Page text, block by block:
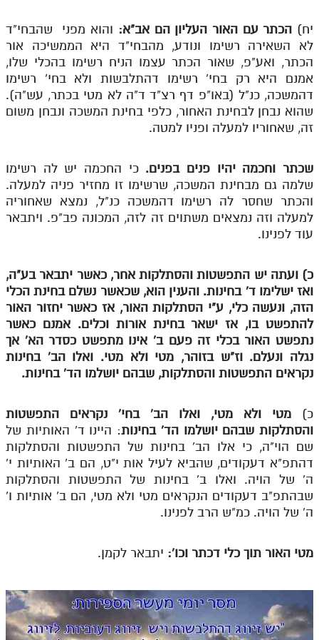
דף היומי בזוהר הקדוש
יח) הכתר עם האור העליון הם אב"א: והוא מפני שהבחי"ד
לא השאירה רשימו ונודע, מהבחי"ד היא הממשיכה אור
הכתר, ואע"פ, שאור הכתר עצמו הניח רשימו בהכלי שלו,
אמנם היא רק בחי' רשימו דהתלבשות ולא בחי' רשימו
דהמשכה, כנ"ל (באו"פ דף רצ"ד ד"ה לא מטי בכתר, עש"ה).
שהוא נבחן לבחינת האחור, כלפי בחינת המשכה ונבחן משום
זה, שאחוריו למעלה ופניו למטה.
שכתר וחכמה יהיו פנים בפנים. כי החכמה יש לה רשימו
שלמה גם מבחינת המשכה, שרשימו זו מחזיר פניה למעלה.
והכתר שחסר לה רשימו דהמשכה כנ"ל, נמצא שאחוריה
למעלה וזה נמצאים משתוים זה לזה, המכונה פב"פ. ויתבאר
עוד לפנינו.
כ) ועתה יש התפשטות והסתלקות אחר, כאשר יתבאר בע"ה,
ואז ישלימו ד' בחינות. והענין הוא, שכאשר נשלם בחינת הכלי
הזה, ונעשה כלי, ע"י הסתלקות האור, אז כאשר יחזור האור
להתפשט בו, אז ישאר בחינת אורות וכלים. אמנם כאשר
נתפשט האור בכלי זה פעם ב' אינו מתפשט כסדר הא' אך
נגלה ונעלם. וז"ש בזוהר, מטי ולא מטי. ואלו הב' בחינות
נקראים התפשטות והסתלקות, שבהם יושלמו הד' בחינות.
כ) מטי ולא מטי, ואלו הב' בחי' נקראים התפשטות
והסתלקות שבהם יושלמו הד' בחינות: היינו ד' האותיות של
שם הוי"ה, כי אלו הב' בחינות של התפשטות והסתלקות
דהתפ"א דעקודים, שהביא לעיל אות י"ט, הם ב' האותיות י'
ה' של הויה. ואלו ב' בחינות של התפשטות והסתלקות
שבהתפ"ב דעקודים הנקראים מטי ולא מטי, הם ב' אותיות ו'
ה' של הויה. כמ"ש הרב לפנינו.
מטי האור תוך כלי דכתר וכו': יתבאר לקמן.